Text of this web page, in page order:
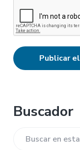
Barra
lateral
Buscador
Buscar